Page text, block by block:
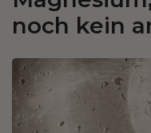
noch kein